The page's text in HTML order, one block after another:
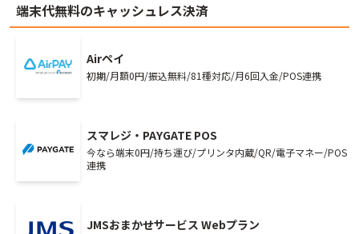
端末代無料のキャッシュレス決済
Airペイ
初期/月額0円/振込無料/81種対応/月6回入金/POS連携
スマレジ・PAYGATE POS
今なら端末0円/持ち運び/プリンタ内蔵/QR/電子マネー/POS
連携
JMSおまかせサービス Webプラン